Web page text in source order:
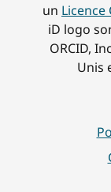
un Licence
iD logo
ORCID,
Unis